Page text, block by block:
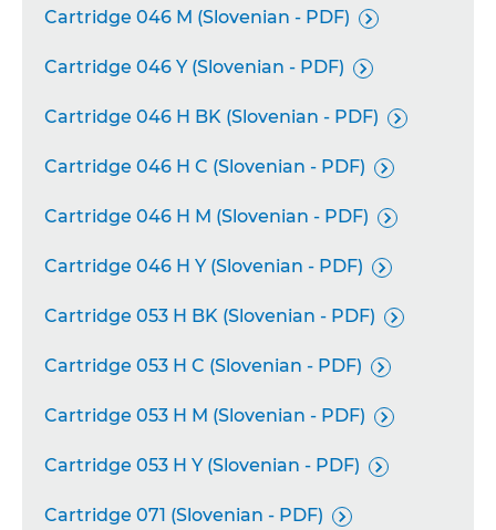
Cartridge 046 M (Slovenian - PDF) 
Cartridge 046 Y (Slovenian - PDF) 
Cartridge 046 H BK (Slovenian - PDF) 
Cartridge 046 H C (Slovenian - PDF) 
Cartridge 046 H M (Slovenian - PDF) 
Cartridge 046 H Y (Slovenian - PDF) 
Cartridge 053 H BK (Slovenian - PDF) 
Cartridge 053 H C (Slovenian - PDF) 
Cartridge 053 H M (Slovenian - PDF) 
Cartridge 053 H Y (Slovenian - PDF) 
Cartridge 071 (Slovenian - PDF) 